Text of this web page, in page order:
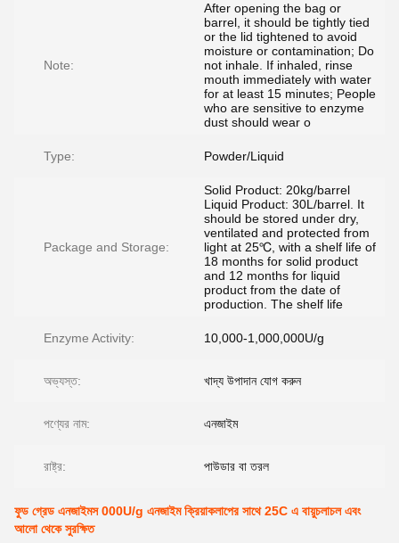
Note:
After opening the bag or
barrel, it should be tightly tied
or the lid tightened to avoid
moisture or contamination; Do
not inhale. If inhaled, rinse
mouth immediately with water
for at least 15 minutes; People
who are sensitive to enzyme
dust should wear o
Type: Powder/Liquid
Package and Storage:
Solid Product: 20kg/barrel
Liquid Product: 30L/barrel. It
should be stored under dry,
ventilated and protected from
light at 25℃, with a shelf life of
18 months for solid product
and 12 months for liquid
product from the date of
production. The shelf life
Enzyme Activity: 10,000-1,000,000U/g
অভ্যস্ত: খাদ্য উপাদান যোগ করুন
পণ্যের নাম: এনজাইম
রাষ্ট্র: পাউডার বা তরল
ফুড গ্রেড এনজাইমস 000U/g এনজাইম ক্রিয়াকলাপের সাথে 25C এ বায়ুচলাচল এবং
আলো থেকে সুরক্ষিত